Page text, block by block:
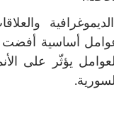
عوامل أساسية
يؤثّر على